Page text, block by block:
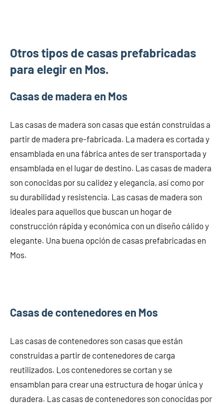
Otros tipos de casas prefabricadas
para elegir en Mos.
Casas de madera en Mos
Las casas de madera son casas que están construidas a
partir de madera pre-fabricada. La madera es cortada y
ensamblada en una fábrica antes de ser transportada y
ensamblada en el lugar de destino. Las casas de madera
son conocidas por su calidez y elegancia, así como por
su durabilidad y resistencia. Las casas de madera son
ideales para aquellos que buscan un hogar de
construcción rápida y económica con un diseño cálido y
elegante. Una buena opción de casas prefabricadas en
Mos.
Casas de contenedores en Mos
Las casas de contenedores son casas que están
construidas a partir de contenedores de carga
reutilizados. Los contenedores se cortan y se
ensamblan para crear una estructura de hogar única y
duradera. Las casas de contenedores son conocidas por